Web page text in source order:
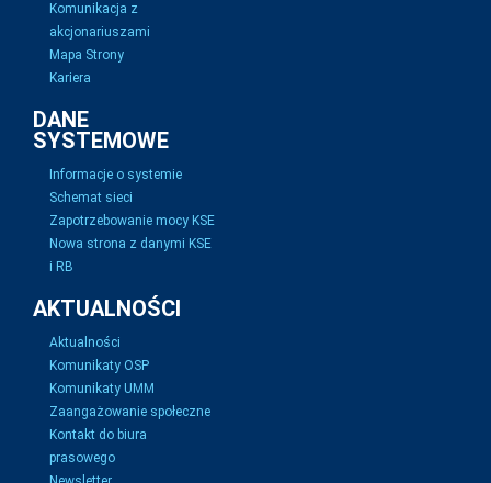
Komunikacja z
akcjonariuszami
Mapa Strony
Kariera
DANE
SYSTEMOWE
Informacje o systemie
Schemat sieci
Zapotrzebowanie mocy KSE
Nowa strona z danymi KSE
i RB
AKTUALNOŚCI
Aktualności
Komunikaty OSP
Komunikaty UMM
Zaangażowanie społeczne
Kontakt do biura
prasowego